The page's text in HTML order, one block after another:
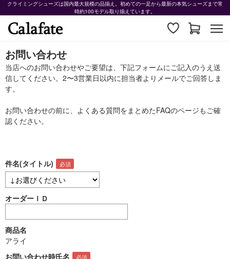
クライミングシューズは国内最大規模の品揃え。初めての一足から最新の本気シューズまで常
時約100モデル取り揃えています。
お問い合わせ
当店へのお問い合わせやご要望は、下記フォームにご記入のうえ送
信してください。2〜3営業日以内に担当者よりメールでご回答しま
す。
お問い合わせの前に、よくある質問をまとめたFAQのページもご確
認ください。
件名(タイトル)
オーダーＩＤ
商品名
アライ
お問い合わせ時氏名